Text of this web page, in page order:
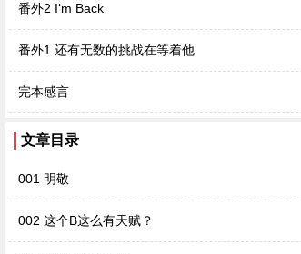
番外2 I‘m Back
番外1 还有无数的挑战在等着他
完本感言
文章目录
001 明敬
002 这个B这么有天赋？